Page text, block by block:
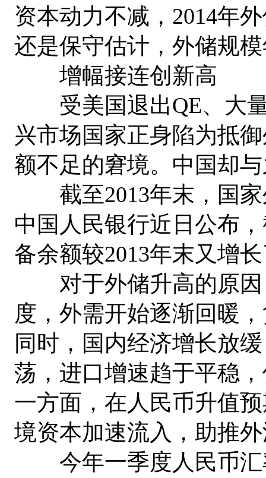
资本动力不减，2014年
还是保守估计，外储规
增幅接连创新高
受美国退出QE、大量
兴市场国家正身陷为抵
额不足的窘境。中国却
截至2013年末，国家
中国人民银行近日公布
备余额较2013年末又增
对于外储升高的原因
度，外需开始逐渐回暖
同时，国内经济增长放
荡，进口增速趋于平稳
一方面，在人民币升值
境资本加速流入，助推
今年一季度人民币汇